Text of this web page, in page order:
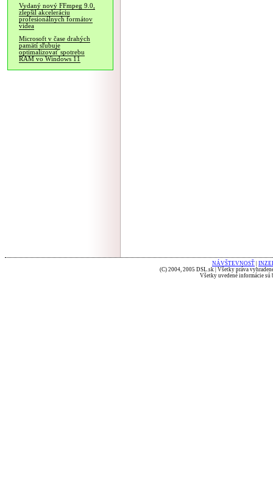
Vydaný nový FFmpeg 9.0,
zlepšil akceleráciu
profesionálnych formátov
videa
Microsoft v čase drahých
pamätí sľubuje
optimalizovať spotrebu
RAM vo Windows 11
NÁVŠTEVNOSŤ
(C) 2004, 2005 DSL.sk | Všetky práva
Všetky uvedené informácie sú